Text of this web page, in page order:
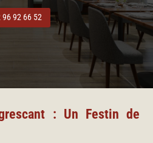
96 92 66 52
: Un Festin de